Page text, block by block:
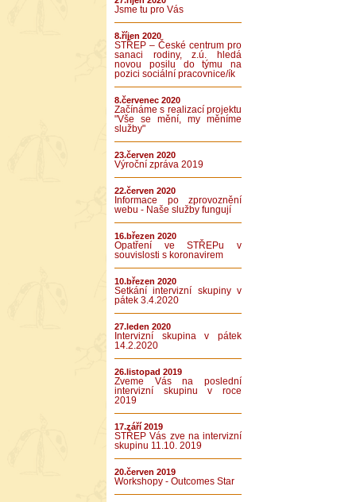
Jsme tu pro Vás
8.říjen 2020
STŘEP – České centrum pro
sanaci rodiny, z.ú. hledá
novou posilu do týmu na
pozici sociální pracovnice/ík
8.červenec 2020
Začínáme s realizací projektu
"Vše se mění, my měníme
služby"
23.červen 2020
Výroční zpráva 2019
22.červen 2020
Informace po zprovoznění
webu - Naše služby fungují
16.březen 2020
Opatření ve STŘEPu v
souvislosti s koronavirem
10.březen 2020
Setkání intervizní skupiny v
pátek 3.4.2020
27.leden 2020
Intervizní skupina v pátek
14.2.2020
26.listopad 2019
Zveme Vás na poslední
intervizní skupinu v roce
2019
17.září 2019
STŘEP Vás zve na intervizní
skupinu 11.10. 2019
20.červen 2019
Workshopy - Outcomes Star